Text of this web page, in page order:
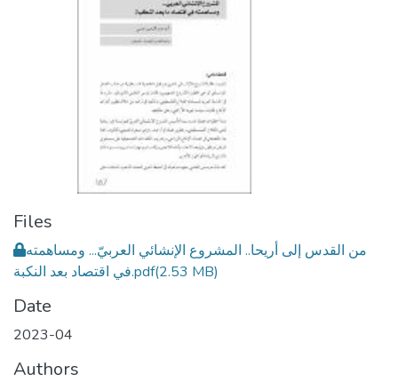
Files
من القدس إلى أريحا.. المشروع الإنشائي العربيّ... ومساهمته
في اقتصاد بعد النكبة.pdf(2.53 MB)
Date
2023-04
Authors